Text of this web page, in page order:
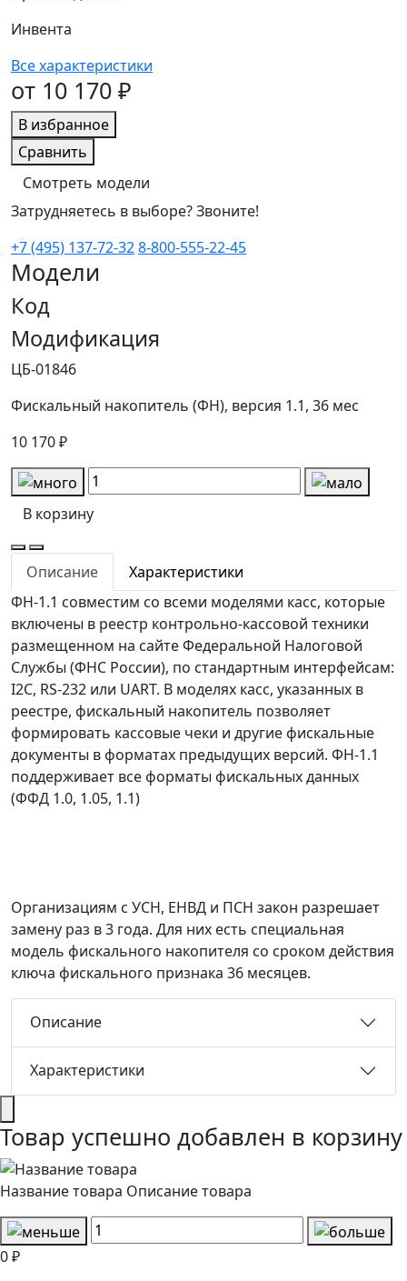
Инвента
Все характеристики
от 10 170 ₽
В избранное
Сравнить
Смотреть модели
Затрудняетесь в выборе? Звоните!
+7 (495) 137-72-328-800-555-22-45
Модели
Код
Модификация
ЦБ-01846
Фискальный накопитель (ФН), версия 1.1, 36 мес
10 170 ₽
В корзину
Описание
Характеристики
ФН-1.1 совместим со всеми моделями касс, которые
включены в реестр контрольно-кассовой техники
размещенном на сайте Федеральной Налоговой
Службы (ФНС России), по стандартным интерфейсам:
I2C, RS-232 или UART. В моделях касс, указанных в
реестре, фискальный накопитель позволяет
формировать кассовые чеки и другие фискальные
документы в форматах предыдущих версий. ФН-1.1
поддерживает все форматы фискальных данных
(ФФД 1.0, 1.05, 1.1)
Организациям с УСН, ЕНВД и ПСН закон разрешает
замену раз в 3 года. Для них есть специальная
модель фискального накопителя со сроком действия
ключа фискального признака 36 месяцев.
Описание
Характеристики
Товар успешно добавлен в корзину
Название товара Описание товара
0 ₽